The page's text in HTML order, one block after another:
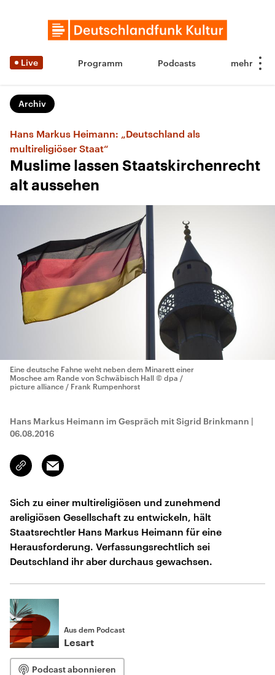
Live Programm Podcasts
Archiv
Hans Markus Heimann: „Deutschland als
multireligiöser Staat“
Muslime lassen Staatskirchenrecht
alt aussehen
Eine deutsche Fahne weht neben dem Minarett einer
Moschee am Rande von Schwäbisch Hall © dpa /
picture alliance / Frank Rumpenhorst
Hans Markus Heimann im Gespräch mit Sigrid Brinkmann |
06.08.2016
Link
kopieren/teilen
Email
Sich zu einer multireligiösen und zunehmend
areligiösen Gesellschaft zu entwickeln, hält
Staatsrechtler Hans Markus Heimann für eine
Herausforderung. Verfassungsrechtlich sei
Deutschland ihr aber durchaus gewachsen.
Aus dem Podcast
Lesart
Podcast abonnieren